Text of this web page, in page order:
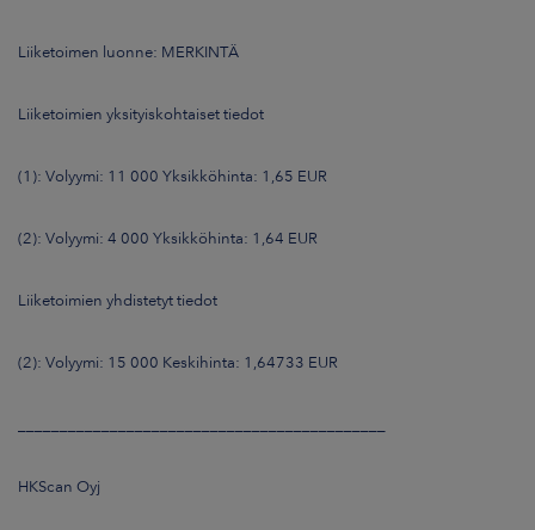
Liiketoimen luonne: MERKINTÄ
Liiketoimien yksityiskohtaiset tiedot
(1): Volyymi: 11 000 Yksikköhinta: 1,65 EUR
(2): Volyymi: 4 000 Yksikköhinta: 1,64 EUR
Liiketoimien yhdistetyt tiedot
(2): Volyymi: 15 000 Keskihinta: 1,64733 EUR
HKScan Oyj